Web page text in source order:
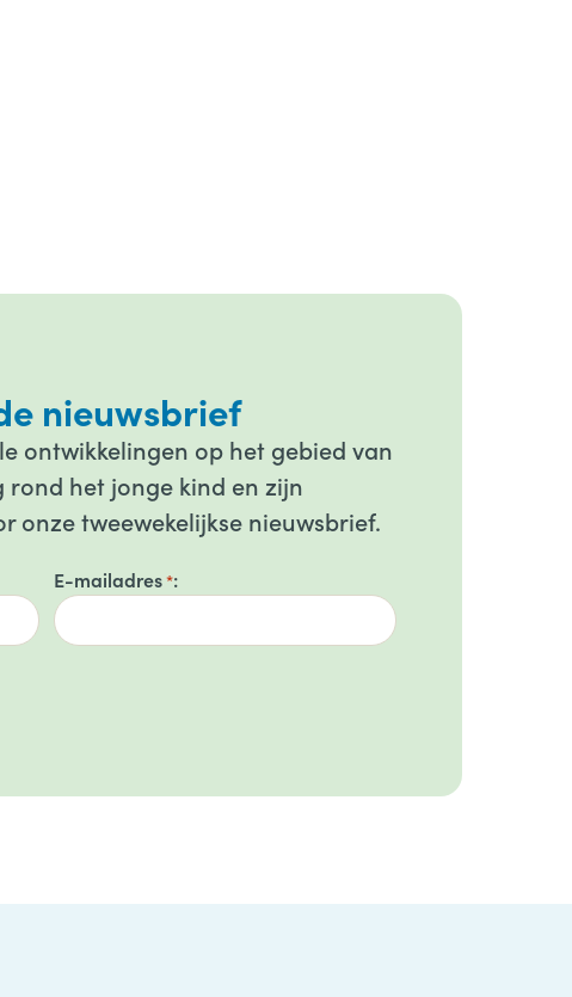
nieuwsbrief
ontwikkelingen op het gebied van
het jonge kind en zijn
onze tweewekelijkse nieuwsbrief.
E-mailadres*